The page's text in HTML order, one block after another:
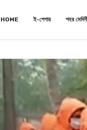
HOME ই-পেপার শহর